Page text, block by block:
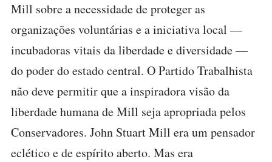
Mill sobre a necessidade de proteger as
organizações voluntárias e a iniciativa local —
incubadoras vitais da liberdade e diversidade —
do poder do estado central. O Partido Trabalhista
não deve permitir que a inspiradora visão da
liberdade humana de Mill seja apropriada pelos
Conservadores. John Stuart Mill era um pensador
eclético e de espírito aberto. Mas era